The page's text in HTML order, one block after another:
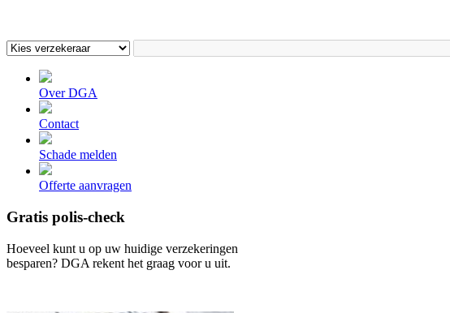
Over DGA
Contact
Schade melden
Offerte aanvragen
Gratis polis-check
Hoeveel kunt u op uw huidige verzekeringen
besparen? DGA rekent het graag voor u uit.